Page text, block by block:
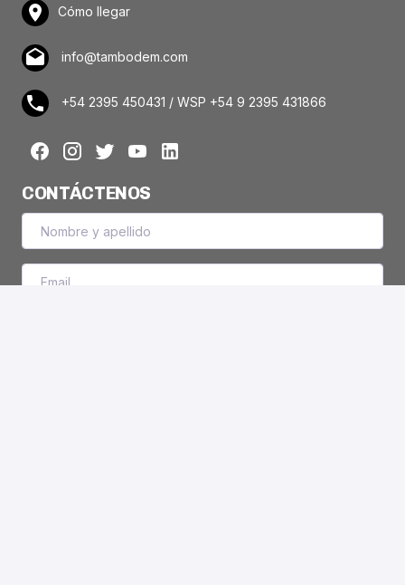
Cómo llegar
info@tambodem.com
+54 2395 450431 / WSP +54 9 2395 431866
CONTÁCTENOS